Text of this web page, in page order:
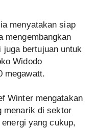
menyatakan siap
mengembangkan
bertujuan untuk
Widodo
megawatt.
Winter mengatakan
menarik di sektor
yang cukup,